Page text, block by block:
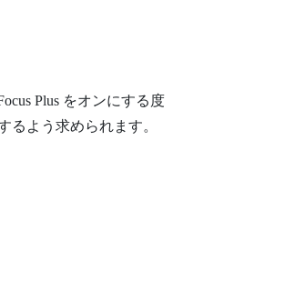
Plusをオンにする度
るよう求められます。